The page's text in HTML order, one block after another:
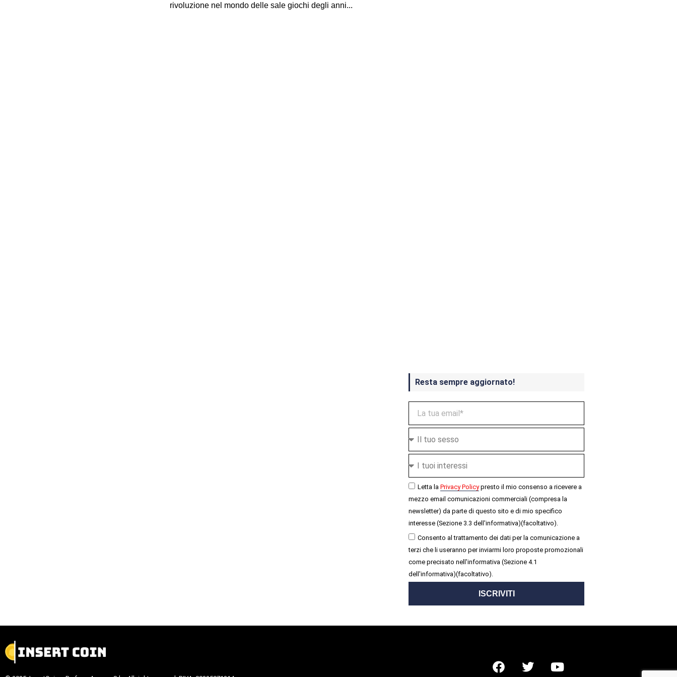
rivoluzione nel mondo delle sale giochi degli anni...
Resta sempre aggiornato!
Letta la Privacy Policypresto il mio consenso a ricevere a
mezzo email comunicazioni commerciali (compresa la
newsletter) da parte di questo sito e di mio specifico
interesse (Sezione 3.3 dell'informativa)(facoltativo).
Consento al trattamento dei dati per la comunicazione a
terzi che li useranno per inviarmi loro proposte promozionali
come precisato nell'informativa (Sezione 4.1
dell'informativa)(facoltativo).
ISCRIVITI